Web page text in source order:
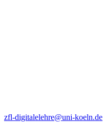
zfl-digitalelehre@uni-koeln.de